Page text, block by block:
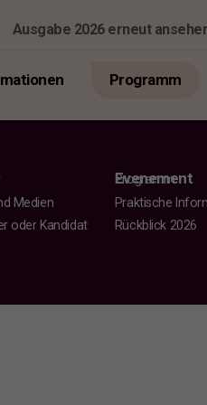
Programm
Ausgabe 2026 erneut
Medien
oder Kandidat
Evenement
Programm
Praktische
Rückblick 2026